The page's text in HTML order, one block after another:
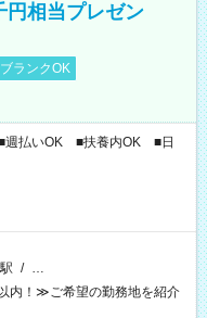
円相当プレゼン
ブランクOK
週払いOK ■扶養内OK ■日
/ …
内！≫ご希望の勤務地を紹介